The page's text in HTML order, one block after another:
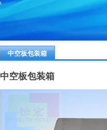
中空板包装箱
中空板包装箱